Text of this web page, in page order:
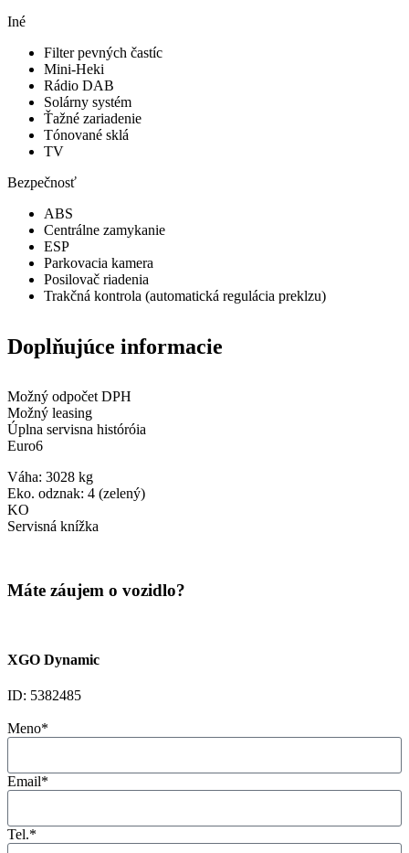
Iné
Filter pevných častíc
Mini-Heki
Rádio DAB
Solárny systém
Ťažné zariadenie
Tónované sklá
TV
Bezpečnosť
ABS
Centrálne zamykanie
ESP
Parkovacia kamera
Posilovač riadenia
Trakčná kontrola (automatická regulácia preklzu)
Doplňujúce informacie
Možný odpočet DPH
Možný leasing
Úplna servisna históróia
Euro6
Váha: 3028 kg
Eko. odznak: 4 (zelený)
KO
Servisná knížka
Máte záujem o vozidlo?
XGO Dynamic
ID: 5382485
Meno*
Email*
Tel.*